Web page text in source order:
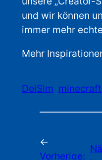
und wir können
immer mehr
Mehr
DeiSim minecraft
←
Vorherige: